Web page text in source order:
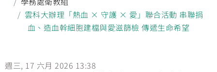
雲科大辦理「熱血 × 守護 × 愛」聯合活動 串聯捐
血、造血幹細胞建檔與愛滋篩檢 傳遞生命希望
週三, 17 六月 2026 13:38